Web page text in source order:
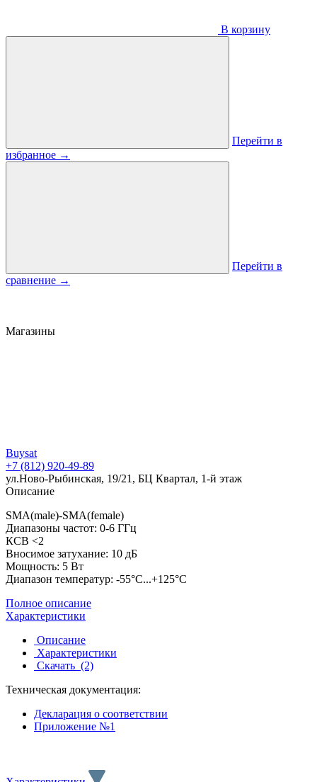
В корзину
Перейти в
избранное →
Перейти в
сравнение →
Магазины
Buysat
+7 (812) 920-49-89
ул.Ново-Рыбинская, 19/21, БЦ Квартал, 1-й этаж
Описание
SMA(male)-SMA(female)
Диапазоны частот: 0-6 ГГц
КСВ <2
Вносимое затухание: 10 дБ
Мощность: 5 Вт
Диапазон температур: -55°C...+125°C
Полное описание
Характеристики
Описание
Характеристики
Скачать (2)
Техническая документация:
Декларация о соответствии
Приложение №1